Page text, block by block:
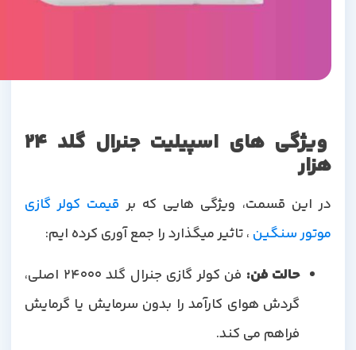
ویژگی های اسپیلیت جنرال گلد 24
هزار
در این قسمت، ویژگی هایی که برقیمت کولر گازی
موتور سنگین، تاثیر میگذارد را جمع آوری کرده ایم:
حالت فن:
فن کولر گازی جنرال گلد 24000 اصلی،
گردش هوای کارآمد را بدون سرمایش یا گرمایش
فراهم می کند.